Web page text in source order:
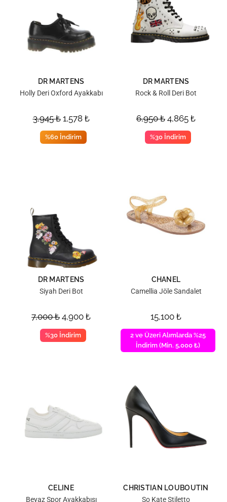
DR MARTENS
Holly Deri Oxford Ayakkabı
3,945₺ 1,578 ₺
%60 İndirim
DR MARTENS
Rock & Roll Deri Bot
6,950₺ 4,865 ₺
%30 İndirim
DR MARTENS
Siyah Deri Bot
7,000₺ 4,900 ₺
%30 İndirim
CHANEL
Camellia Jöle Sandalet
15,100 ₺
2 ve Üzeri Alımlarda %25
İndirim (Min. 5,000 ₺)
CELINE
Beyaz Spor Ayakkabısı
CHRISTIAN LOUBOUTIN
So Kate Stiletto